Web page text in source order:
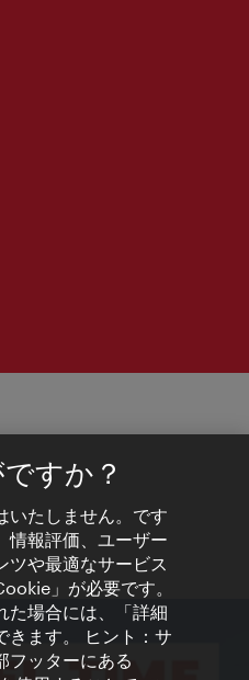
すか？
いたしません。です
情報評価、ユーザー
ツや最適なサービス
」が必要です。
た場合には、「詳細
きます。 ヒント：サ
フッターにある